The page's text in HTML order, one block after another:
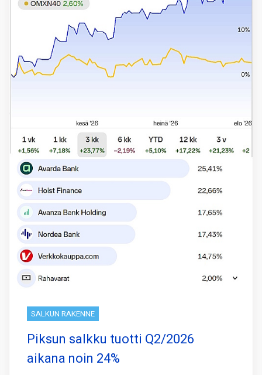
SALKUN RAKENNE
Piksun salkku tuotti Q2/2026
aikana noin 24%